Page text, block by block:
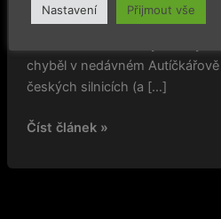
2022-07-31
chyběl v nedávném
českých silnicích (a […]
Číst článek »
Nastavení Přijmout vše